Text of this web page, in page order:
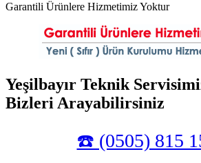
Garantili Ürünlere Hizmetimiz Yoktur
Yeşilbayır Teknik
Bizleri Arayabilirsiniz
☎️ (0505) 815